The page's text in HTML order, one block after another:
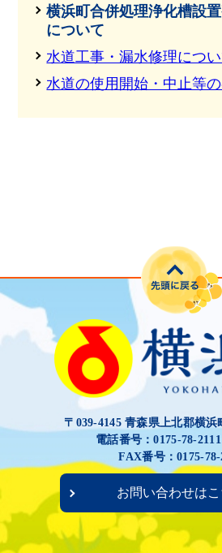
横浜町合併処理浄化槽設
について
水道工事・漏水修理につ
水道の使用開始・中止等
〒039-4145 青森県上北郡横浜
電話番号：0175-78-2111
FAX番号：0175-78-
お問い合わせはこ